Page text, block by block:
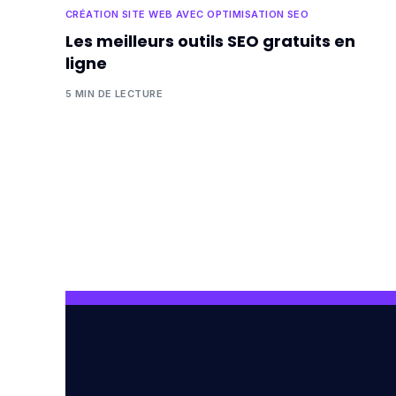
CRÉATION SITE WEB AVEC OPTIMISATION SEO
Les meilleurs outils SEO gratuits en
ligne
5 MIN DE LECTURE